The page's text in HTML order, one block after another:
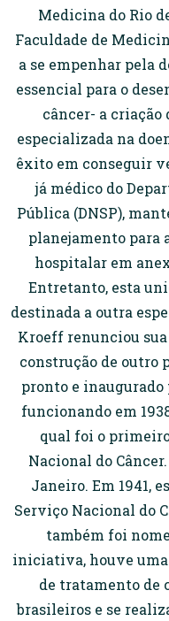
Medicina do Rio
Faculdade de
a se empenhar pela
essencial para o
câncer- a
especializada na
êxito em conseguir
já médico do
Pública (DNSP),
planejamento para
hospitalar em
Entretanto, esta
destinada a outra
Kroeff renunciou sua
construção de outro
pronto e inaugurado
funcionando em
qual foi o
Nacional do
Janeiro. Em 1941,
Serviço Nacional do
também foi
iniciativa, houve
de tratamento de
brasileiros e se